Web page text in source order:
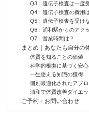
Q3：遺伝子検査は一度
Q4：遺伝子検査の費用
Q5：遺伝子検査を受け
Q6：浦和駅からのアク
Q7：営業時間は？
まとめ｜あなたも自分の
体質を知ることの価値
科学的根拠に基づく安
一生使える知識の獲得
個別最適化されたアプ
浦和で体質改善ダイエ
ご予約・お問い合わせ